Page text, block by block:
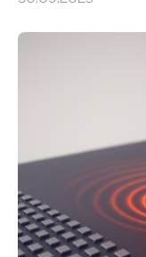
Dadurch ist es in
Nichtmetallen
Sensorik und
Erkenntnisse
the American
Materialien, die
beeinflussen
Technologien…